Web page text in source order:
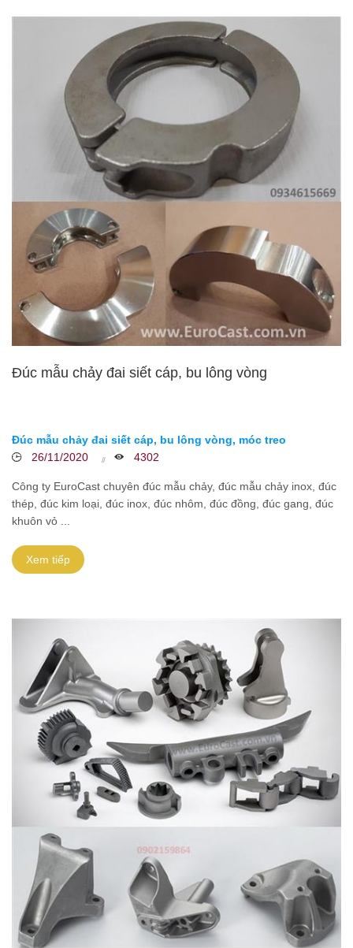
Đúc mẫu chảy đai siết cáp, bu lông vòng
Đúc mẫu chảy đai siết cáp, bu lông vòng, móc treo
26/11/2020
4302
Công ty EuroCast chuyên đúc mẫu chảy, đúc mẫu chảy inox, đúc
thép, đúc kim loại, đúc inox, đúc nhôm, đúc đồng, đúc gang, đúc
khuôn vỏ ...
Xem tiếp